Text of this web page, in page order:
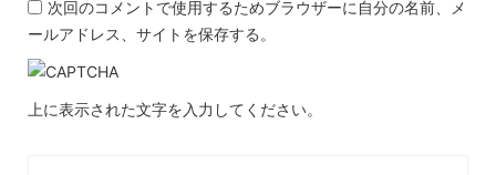
次回のコメントで使用するためブラウザーに自分の名前、メ
ールアドレス、サイトを保存する。
上に表示された文字を入力してください。